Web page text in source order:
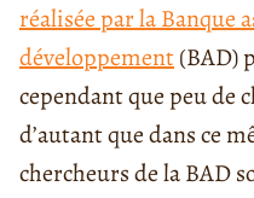
réalisée par la Banque
développement(BAD)
cependant que peu de
d’autant que dans ce
chercheurs de la BAD